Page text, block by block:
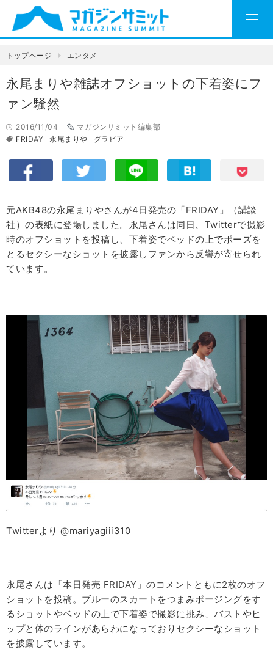
トップページ エンタメ
永尾まりや雑誌オフショットの下着姿にフ
ァン騒然
2016/11/04
マガジンサミット編集部
FRIDAY
永尾まりや グラビア
元AKB48の永尾まりやさんが4日発売の「FRIDAY」（講談
社）の表紙に登場しました。永尾さんは同日、Twitterで撮影
時のオフショットを投稿し、下着姿でベッドの上でポーズを
とるセクシーなショットを披露しファンから反響が寄せられ
ています。
Twitterより @mariyagiii310
永尾さんは「本日発売 FRIDAY」のコメントともに2枚のオフ
ショットを投稿。ブルーのスカートをつまみポージングをす
るショットやベッドの上で下着姿で撮影に挑み、バストやヒ
ップと体のラインがあらわになっておりセクシーなショット
を披露しています。